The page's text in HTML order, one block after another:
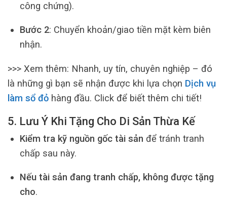
công chứng).
Bước 2: Chuyển khoản/giao tiền mặt kèm biên
nhận.
>>> Xem thêm: Nhanh, uy tín, chuyên nghiệp – đó
là những gì bạn sẽ nhận được khi lựa chọn Dịch vụ
làm sổ đỏ hàng đầu. Click để biết thêm chi tiết!
5. Lưu Ý Khi Tặng Cho Di Sản Thừa Kế
Kiểm tra kỹ nguồn gốc tài sản để tránh tranh
chấp sau này.
Nếu tài sản đang tranh chấp, không được tặng
cho.